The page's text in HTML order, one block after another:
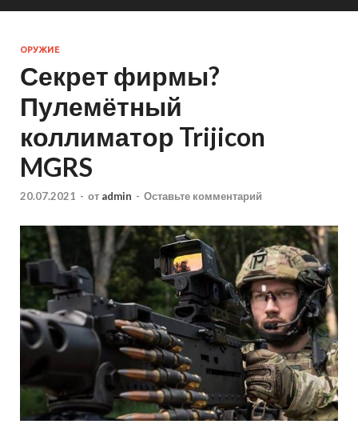
ОРУЖИЕ
Секрет фирмы?
Пулемётный
коллиматор Trijicon
MGRS
20.07.2021 - от admin - Оставьте комментарий